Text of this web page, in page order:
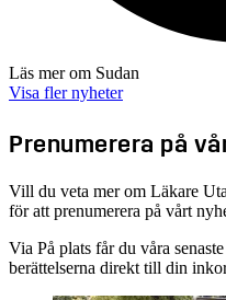
Läs mer om Sudan
Visa fler nyheter
Prenumerera på
Vill du veta mer om Läkare
för att prenumerera på vårt
Via På plats får du våra
berättelserna direkt till din